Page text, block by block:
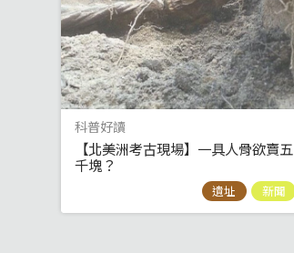
科普好讀
【北美洲考古現場】一具人骨欲賣五
千塊？
遺址 新聞